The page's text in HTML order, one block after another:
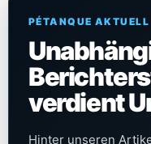
PÉTANQUE AKTUELL
verdient
Hinter unseren